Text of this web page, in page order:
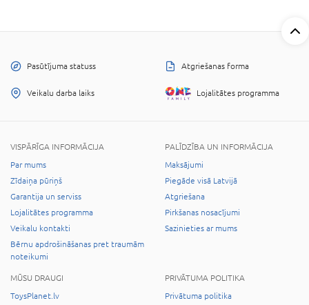
Pasūtījuma statuss Atgriešanas forma
Veikalu darba laiks Lojalitātes programma
VISPĀRĪGA INFORMĀCIJA
Par mums
Zīdaiņa pūriņš
Garantija un serviss
Lojalitātes programma
Veikalu kontakti
Bērnu apdrošināšanas pret traumām
noteikumi
PALĪDZĪBA UN INFORMĀCIJA
Maksājumi
Piegāde visā Latvijā
Atgriešana
Pirkšanas nosacījumi
Sazinieties ar mums
MŪSU DRAUGI
ToysPlanet.lv
PRIVĀTUMA POLITIKA
Privātuma politika